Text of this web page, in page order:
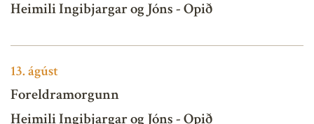
Heimili Ingibjargar og Jóns - Opið
13.ágúst
Foreldramorgunn
Heimili Ingibjargar og Jóns - Opið